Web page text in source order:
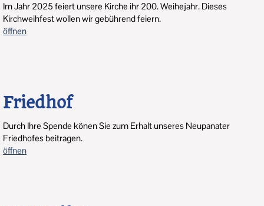
Im Jahr 2025 feiert unsere Kirche ihr 200. Weihejahr. Dieses
Kirchweihfest wollen wir gebührend feiern.
öffnen
Friedhof
Durch Ihre Spende könen Sie zum Erhalt unseres Neupanater
Friedhofes beitragen.
öffnen